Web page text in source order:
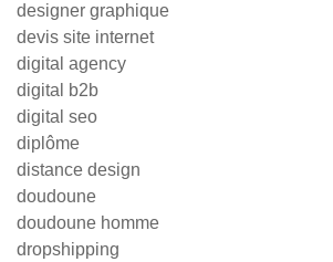
designer graphique
devis site internet
digital agency
digital b2b
digital seo
diplôme
distance design
doudoune
doudoune homme
dropshipping